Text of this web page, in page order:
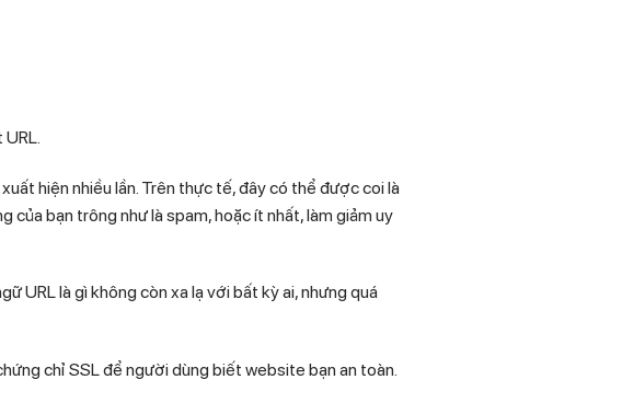
hiện nhiều lần. Trên thực tế, đây có thể được coi là
bạn trông như là spam, hoặc ít nhất, làm giảm uy
URL là gì không còn xa lạ với bất kỳ ai, nhưng quá
chỉ SSL để người dùng biết website bạn an toàn.